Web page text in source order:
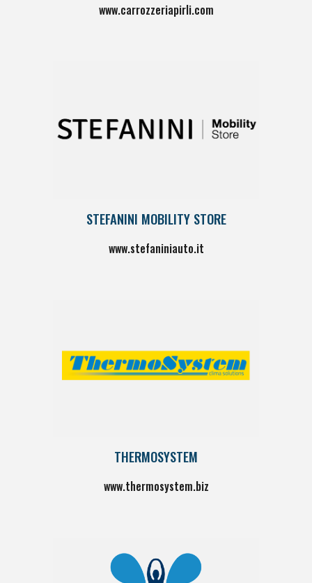
www.carrozzeriapirli.com
STEFANINI MOBILITY STORE
www.stefaniniauto.it
THERMOSYSTEM
www.thermosystem.biz